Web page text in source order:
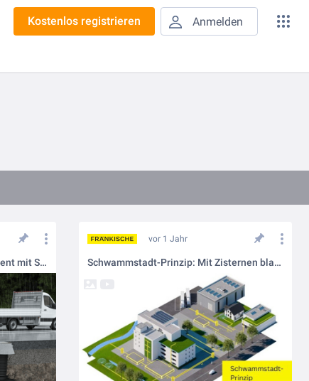
Kostenlos registrieren Anmelden
Cleveres Regenwassermanagement mit Stapelschächten
vor 1 Jahr
Schwammstadt-Prinzip: Mit Zisternen blau-grüne Infrastrukturen stärken